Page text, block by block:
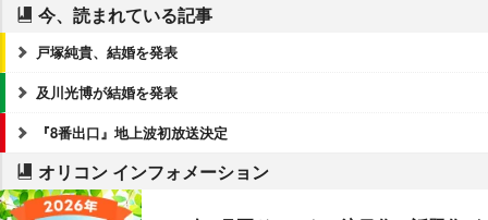
今、読まれている記事
戸塚純貴、結婚を発表
及川光博が結婚を発表
『8番出口』地上波初放送決定
オリコン インフォメーション